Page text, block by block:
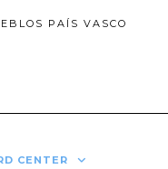
PAÍS VASCO
CENTER